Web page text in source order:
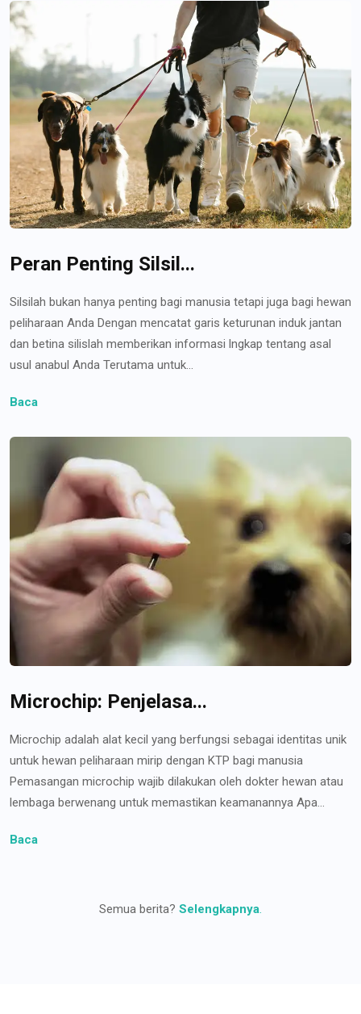
Peran Penting Silsil...
Silsilah bukan hanya penting bagi manusia tetapi juga bagi hewan
peliharaan Anda Dengan mencatat garis keturunan induk jantan
dan betina silislah memberikan informasi lngkap tentang asal
usul anabul Anda Terutama untuk...
Baca
Microchip: Penjelasa...
Microchip adalah alat kecil yang berfungsi sebagai identitas unik
untuk hewan peliharaan mirip dengan KTP bagi manusia
Pemasangan microchip wajib dilakukan oleh dokter hewan atau
lembaga berwenang untuk memastikan keamanannya Apa...
Baca
Semua berita? Selengkapnya